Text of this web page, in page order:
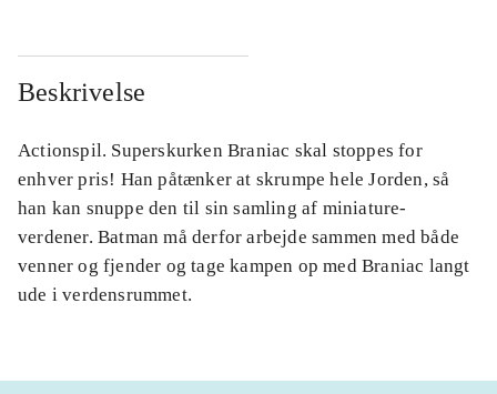
Beskrivelse
Actionspil. Superskurken Braniac skal stoppes for
enhver pris! Han påtænker at skrumpe hele Jorden, så
han kan snuppe den til sin samling af miniature-
verdener. Batman må derfor arbejde sammen med både
venner og fjender og tage kampen op med Braniac langt
ude i verdensrummet.